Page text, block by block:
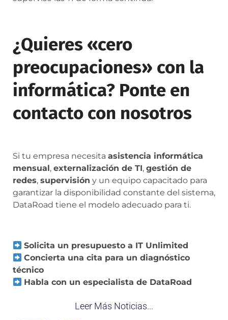
¿Quieres «cero
preocupaciones» con la
informática? Ponte en
contacto con nosotros
Si tu empresa necesita asistencia informática
mensual, externalización de TI, gestión de
redes, supervisión y un equipo capacitado para
garantizar la disponibilidad constante del sistema,
DataRoad tiene el modelo adecuado para ti.
Solicita un presupuesto a IT Unlimited
Concierta una cita para un diagnóstico
técnico
Habla con un especialista de DataRoad
Leer Más Noticias...